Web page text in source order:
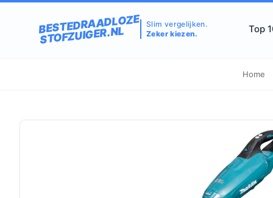
BESTEDRAADLOZE
STOFZUIGER.NL
Slim vergelijken.
Zeker kiezen.
Top
Home